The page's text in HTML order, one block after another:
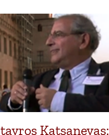
Katsanevas: